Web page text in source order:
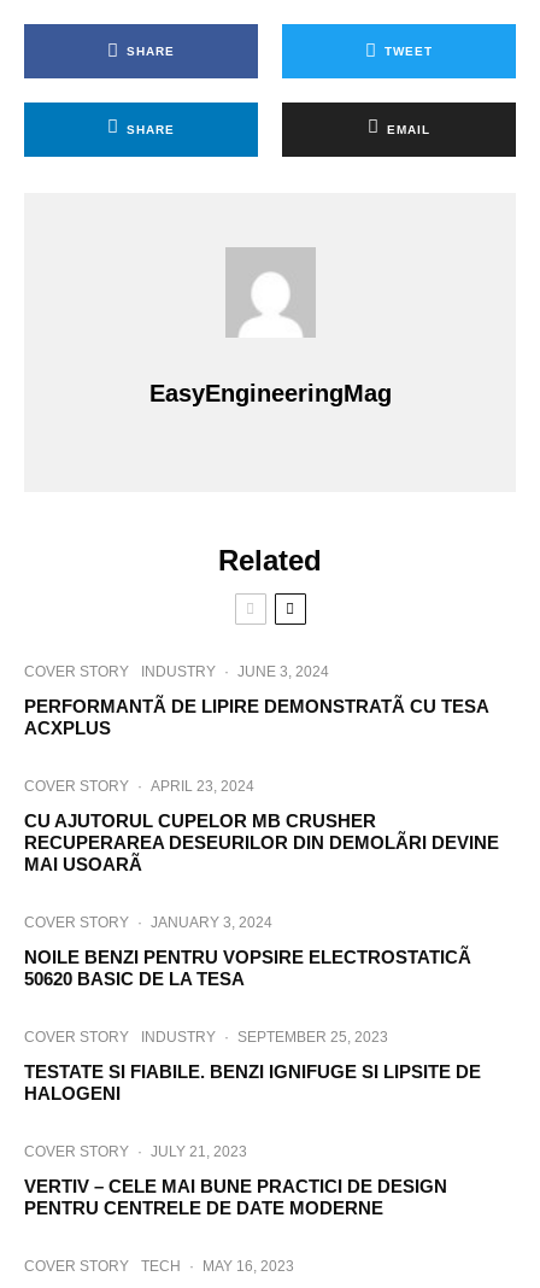
SHARE TWEET
SHARE EMAIL
EasyEngineeringMag
Related
COVER STORY INDUSTRY · JUNE 3, 2024
PERFORMANTÃ DE LIPIRE DEMONSTRATÃ CU TESA
ACXPLUS
COVER STORY · APRIL 23, 2024
CU AJUTORUL CUPELOR MB CRUSHER
RECUPERAREA DESEURILOR DIN DEMOLÃRI DEVINE
MAI USOARÃ
COVER STORY · JANUARY 3, 2024
NOILE BENZI PENTRU VOPSIRE ELECTROSTATICÃ
50620 BASIC DE LA TESA
COVER STORY INDUSTRY · SEPTEMBER 25, 2023
TESTATE SI FIABILE. BENZI IGNIFUGE SI LIPSITE DE
HALOGENI
COVER STORY · JULY 21, 2023
VERTIV – CELE MAI BUNE PRACTICI DE DESIGN
PENTRU CENTRELE DE DATE MODERNE
COVER STORY TECH · MAY 16, 2023